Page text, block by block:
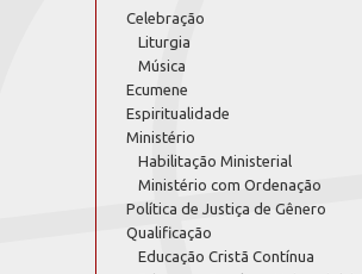
Celebração
Liturgia
Música
Ecumene
Espiritualidade
Ministério
Habilitação Ministerial
Ministério com Ordenação
Política de Justiça de Gênero
Qualificação
Educação Cristã Contínua